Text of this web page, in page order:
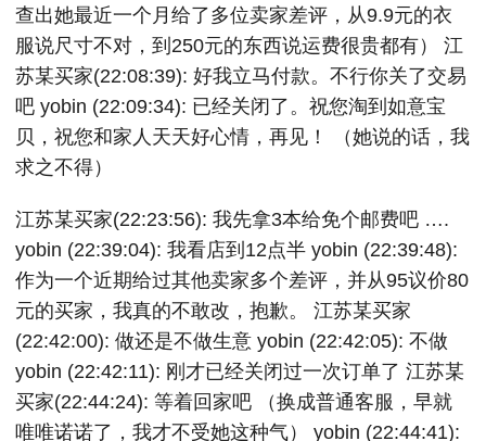
查出她最近一个月给了多位卖家差评，从9.9元的衣
服说尺寸不对，到250元的东西说运费很贵都有） 江
苏某买家(22:08:39): 好我立马付款。不行你关了交易
吧 yobin (22:09:34): 已经关闭了。祝您淘到如意宝
贝，祝您和家人天天好心情，再见！ （她说的话，我
求之不得）
江苏某买家(22:23:56): 我先拿3本给免个邮费吧 ….
yobin (22:39:04): 我看店到12点半 yobin (22:39:48):
作为一个近期给过其他卖家多个差评，并从95议价80
元的买家，我真的不敢改，抱歉。 江苏某买家
(22:42:00): 做还是不做生意 yobin (22:42:05): 不做
yobin (22:42:11): 刚才已经关闭过一次订单了 江苏某
买家(22:44:24): 等着回家吧 （换成普通客服，早就
唯唯诺诺了，我才不受她这种气） yobin (22:44:41):